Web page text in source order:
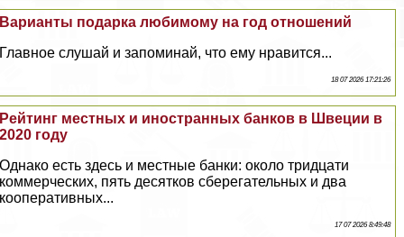
Варианты подарка любимому на год отношений
Главное слушай и запоминай, что ему нравится...
18 07 2026 17:21:26
Рейтинг местных и иностранных банков в Швеции в
2020 году
Однако есть здесь и местные банки: около тридцати
коммерческих, пять десятков сберегательных и два
кооперативных...
17 07 2026 8:49:48